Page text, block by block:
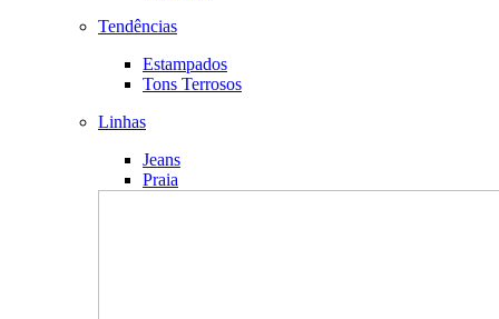
Tendências
Estampados
Tons Terrosos
Linhas
Jeans
Praia